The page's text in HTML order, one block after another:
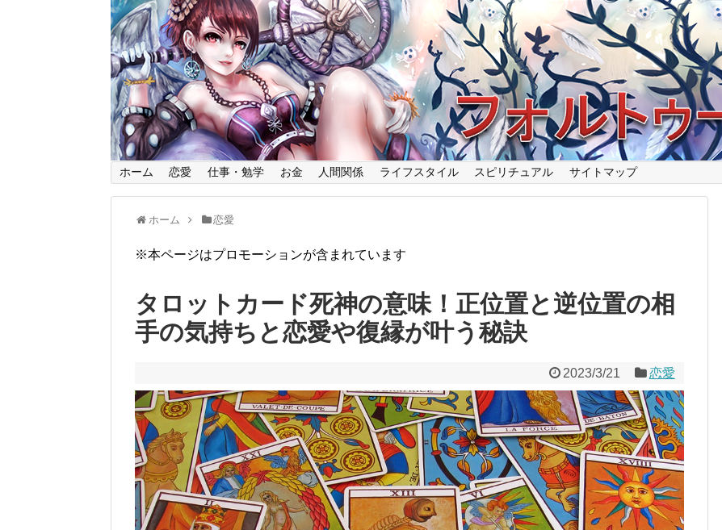
ホーム 恋愛 仕事・勉学 お金 人間関係 ライフスタイル スピリチュアル サイトマップ
ホーム 恋愛
※本ページはプロモーションが含まれています
タロットカード死神の意味！正位置と逆位置の相
手の気持ちと恋愛や復縁が叶う秘訣
2023/3/21 恋愛